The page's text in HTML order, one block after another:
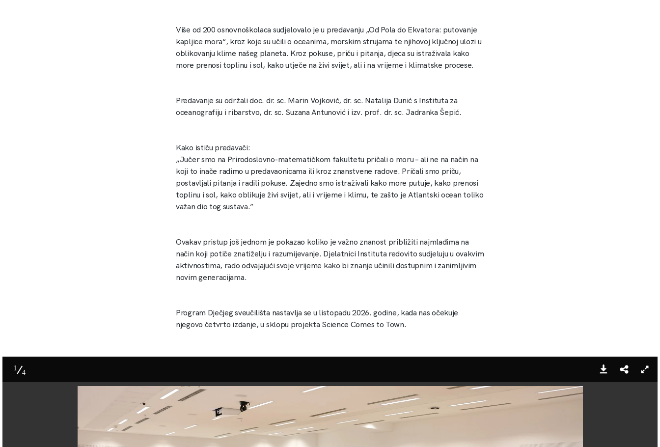
Više od 200 osnovnoškolaca sudjelovalo je u predavanju „Od Pola do Ekvatora: putovanje
kapljice mora“, kroz koje su učili o oceanima, morskim strujama te njihovoj ključnoj ulozi u
oblikovanju klime našeg planeta. Kroz pokuse, priču i pitanja, djeca su istraživala kako
more prenosi toplinu i sol, kako utječe na živi svijet, ali i na vrijeme i klimatske procese.
Predavanje su održali doc. dr. sc. Marin Vojković, dr. sc. Natalija Dunić s Instituta za
oceanografiju i ribarstvo, dr. sc. Suzana Antunović i izv. prof. dr. sc. Jadranka Šepić.
Kako ističu predavači:
„Jučer smo na Prirodoslovno-matematičkom fakultetu pričali o moru – ali ne na način na
koji to inače radimo u predavaonicama ili kroz znanstvene radove. Pričali smo priču,
postavljali pitanja i radili pokuse. Zajedno smo istraživali kako more putuje, kako prenosi
toplinu i sol, kako oblikuje živi svijet, ali i vrijeme i klimu, te zašto je Atlantski ocean toliko
važan dio tog sustava.”
Ovakav pristup još jednom je pokazao koliko je važno znanost približiti najmlađima na
način koji potiče znatiželju i razumijevanje. Djelatnici Instituta redovito sudjeluju u ovakvim
aktivnostima, rado odvajajući svoje vrijeme kako bi znanje učinili dostupnim i zanimljivim
novim generacijama.
Program Dječjeg sveučilišta nastavlja se u listopadu 2026. godine, kada nas očekuje
njegovo četvrto izdanje, u sklopu projekta Science Comes to Town.
1
4